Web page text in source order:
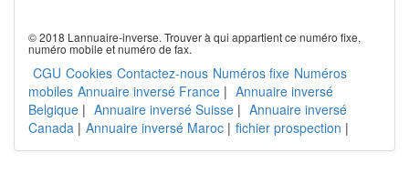
© 2018 Lannuaire-inverse. Trouver à qui appartient ce numéro fixe,
numéro mobile et numéro de fax.
CGU Cookies Contactez-nous Numéros fixe Numéros
mobiles Annuaire inversé France | Annuaire inversé
Belgique | Annuaire inversé Suisse | Annuaire inversé
Canada | Annuaire inversé Maroc | fichier prospection |